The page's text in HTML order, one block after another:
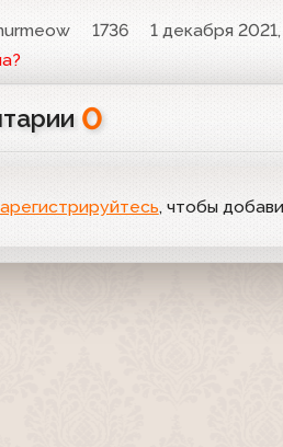
1736
1 декабря
0
, чтобы